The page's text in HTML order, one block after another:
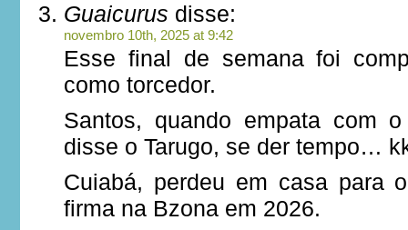
Guaicurus disse:
novembro 10th, 2025 at 9:42
Esse final de semana foi
como torcedor.
Santos, quando empata com
disse o Tarugo, se der tempo…
Cuiabá, perdeu em casa para
firma na Bzona em 2026.